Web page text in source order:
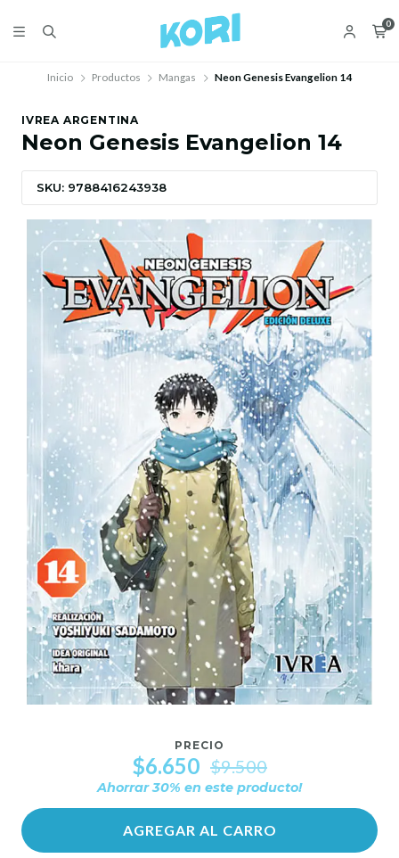
0
Inicio Productos Mangas Neon Genesis Evangelion 14
IVREA ARGENTINA
Neon Genesis Evangelion 14
SKU: 9788416243938
PRECIO
$6.650 $9.500
Ahorrar30% en este producto!
AGREGAR AL CARRO